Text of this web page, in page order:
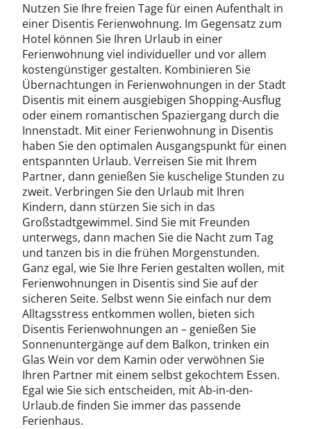
Nutzen Sie Ihre freien Tage für einen Aufenthalt in
einer Disentis Ferienwohnung. Im Gegensatz zum
Hotel können Sie Ihren Urlaub in einer
Ferienwohnung viel individueller und vor allem
kostengünstiger gestalten. Kombinieren Sie
Übernachtungen in Ferienwohnungen in der Stadt
Disentis mit einem ausgiebigen Shopping-Ausflug
oder einem romantischen Spaziergang durch die
Innenstadt. Mit einer Ferienwohnung in Disentis
haben Sie den optimalen Ausgangspunkt für einen
entspannten Urlaub. Verreisen Sie mit Ihrem
Partner, dann genießen Sie kuschelige Stunden zu
zweit. Verbringen Sie den Urlaub mit Ihren
Kindern, dann stürzen Sie sich in das
Großstadtgewimmel. Sind Sie mit Freunden
unterwegs, dann machen Sie die Nacht zum Tag
und tanzen bis in die frühen Morgenstunden.
Ganz egal, wie Sie Ihre Ferien gestalten wollen, mit
Ferienwohnungen in Disentis sind Sie auf der
sicheren Seite. Selbst wenn Sie einfach nur dem
Alltagsstress entkommen wollen, bieten sich
Disentis Ferienwohnungen an – genießen Sie
Sonnenuntergänge auf dem Balkon, trinken ein
Glas Wein vor dem Kamin oder verwöhnen Sie
Ihren Partner mit einem selbst gekochtem Essen.
Egal wie Sie sich entscheiden, mit Ab-in-den-
Urlaub.de finden Sie immer das passende
Ferienhaus.